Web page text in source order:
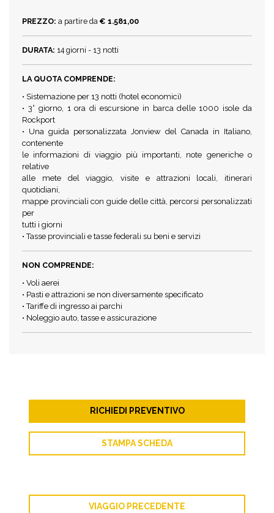
PREZZO: a partire da € 1.581,00
DURATA: 14 giorni - 13 notti
LA QUOTA COMPRENDE:
• Sistemazione per 13 notti (hotel economici)
• 3° giorno, 1 ora di escursione in barca delle 1000 isole da
Rockport
• Una guida personalizzata Jonview del Canada in Italiano,
contenente
le informazioni di viaggio più importanti, note generiche o
relative
alle mete del viaggio, visite e attrazioni locali, itinerari
quotidiani,
mappe provinciali con guide delle città, percorsi personalizzati
per
tutti i giorni
• Tasse provinciali e tasse federali su beni e servizi
NON COMPRENDE:
• Voli aerei
• Pasti e attrazioni se non diversamente specificato
• Tariffe di ingresso ai parchi
• Noleggio auto, tasse e assicurazione
RICHIEDI PREVENTIVO
STAMPA SCHEDA
VIAGGIO PRECEDENTE